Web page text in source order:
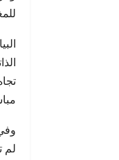
لم